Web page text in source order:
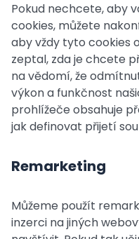
Pokud nechcete, aby
cookies, můžete
aby vždy tyto cookies
zeptal, zda je chcete
na vědomí, že
výkon a funkčnost
prohlížeče obsahuje
jak definovat přijetí
Remarketing
Můžeme použít
inzerci na jiných